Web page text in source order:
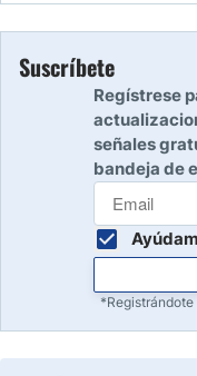
muy estrictas en lo
locales como
en Paraguay.
Si eres un inversor
capital, puede que el
y agricultura te
empezando, puede
opción más
Suscríbete
Regístrese
señales
bandeja de